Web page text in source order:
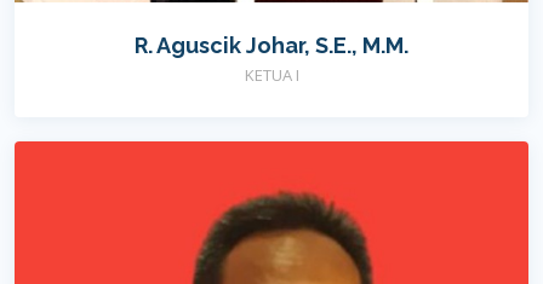
R. Aguscik Johar, S.E., M.M.
KETUA I